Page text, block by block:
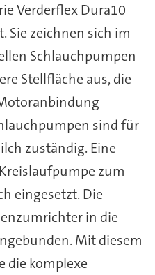
Verderflex Dura10
Sie zeichnen sich im
Schlauchpumpen
Stellfläche aus, die
sind für
zuständig. Eine
zum
eingesetzt. Die
in die
Mit diesem
die komplexe